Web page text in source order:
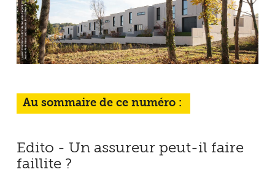
Au sommaire de ce numéro :
Edito - Un assureur peut-il faire
faillite ?